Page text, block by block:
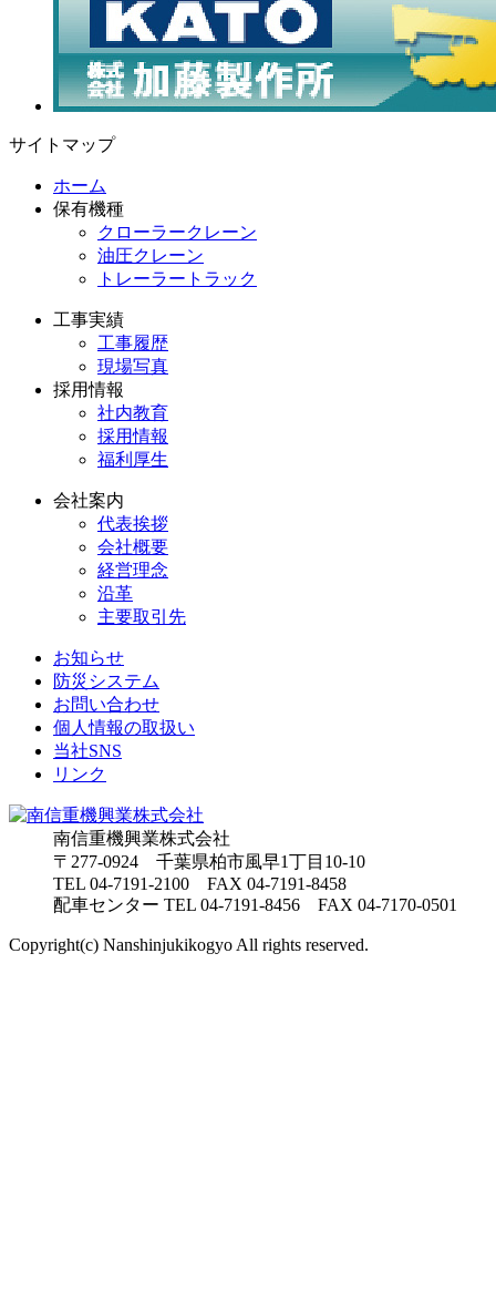
サイトマップ
ホーム
保有機種
クローラークレーン
油圧クレーン
トレーラートラック
工事実績
工事履歴
現場写真
採用情報
社内教育
採用情報
福利厚生
会社案内
代表挨拶
会社概要
経営理念
沿革
主要取引先
お知らせ
防災システム
お問い合わせ
個人情報の取扱い
当社SNS
リンク
南信重機興業株式会社
〒277-0924 千葉県柏市風早1丁目10-10
TEL 04-7191-2100 FAX 04-7191-8458
配車センター TEL 04-7191-8456 FAX 04-7170-0501
Copyright(c) Nanshinjukikogyo All rights reserved.